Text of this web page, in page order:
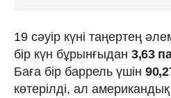
19 сәуір күні таңертең
бір күн бұрынғыдан 3,63
Баға бір баррель үшін
көтерілді, ал